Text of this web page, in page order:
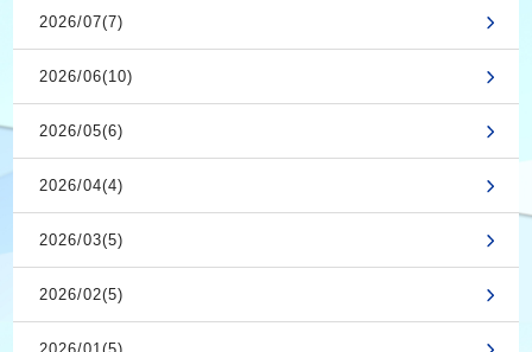
2026/07(7)
2026/06(10)
2026/05(6)
2026/04(4)
2026/03(5)
2026/02(5)